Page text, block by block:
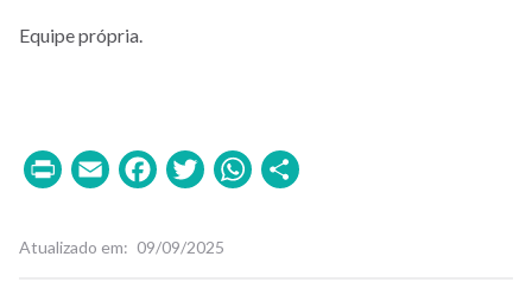
Equipe própria.
PrintEmailFacebook
TwitterWhatsApp
Atualizado em 09/09/2025